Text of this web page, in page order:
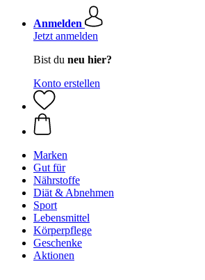
Anmelden
Jetzt anmelden
Bist du neu hier?
Konto erstellen
Marken
Gut für
Nährstoffe
Diät & Abnehmen
Sport
Lebensmittel
Körperpflege
Geschenke
Aktionen